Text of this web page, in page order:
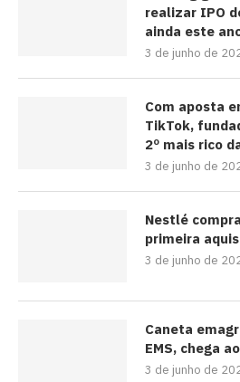
realizar IPO
ainda este
3 de junho de
Com aposta
TikTok,
2º mais rico
3 de junho de
Nestlé
primeira
3 de junho de
Caneta
EMS, chega
3 de junho de